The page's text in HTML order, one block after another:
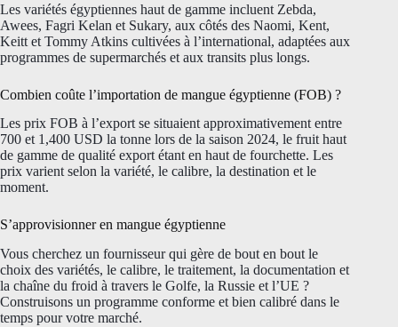
Les variétés égyptiennes haut de gamme incluent Zebda,
Awees, Fagri Kelan et Sukary, aux côtés des Naomi, Kent,
Keitt et Tommy Atkins cultivées à l’international, adaptées aux
programmes de supermarchés et aux transits plus longs.
Combien coûte l’importation de mangue égyptienne (FOB) ?
Les prix FOB à l’export se situaient approximativement entre
700 et 1,400 USD la tonne lors de la saison 2024, le fruit haut
de gamme de qualité export étant en haut de fourchette. Les
prix varient selon la variété, le calibre, la destination et le
moment.
S’approvisionner en mangue égyptienne
Vous cherchez un fournisseur qui gère de bout en bout le
choix des variétés, le calibre, le traitement, la documentation et
la chaîne du froid à travers le Golfe, la Russie et l’UE ?
Construisons un programme conforme et bien calibré dans le
temps pour votre marché.